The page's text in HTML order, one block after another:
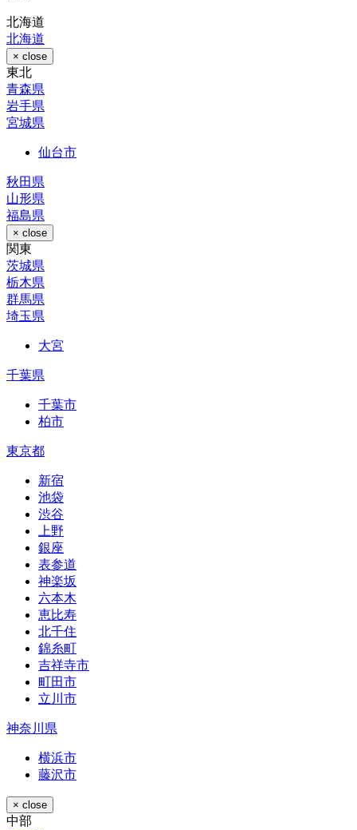
北海道
北海道
× close
東北
青森県
岩手県
宮城県
仙台市
秋田県
山形県
福島県
× close
関東
茨城県
栃木県
群馬県
埼玉県
大宮
千葉県
千葉市
柏市
東京都
新宿
池袋
渋谷
上野
銀座
表参道
神楽坂
六本木
恵比寿
北千住
錦糸町
吉祥寺市
町田市
立川市
神奈川県
横浜市
藤沢市
× close
中部